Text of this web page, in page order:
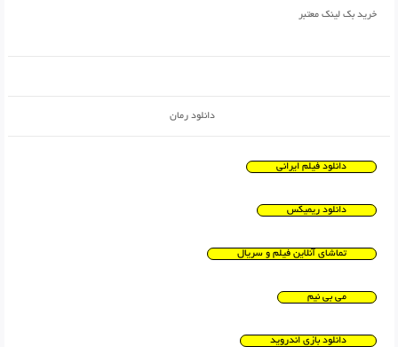
خرید بک لینک معتبر
دانلود رمان
دانلود فیلم ایرانی
دانلود ریمیکس
تماشای آنلاین فیلم و سریال
می بی نیم
دانلود بازی اندروید